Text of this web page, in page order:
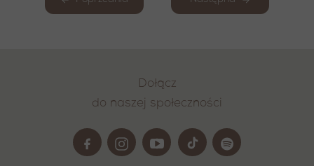
Dołącz
do naszej społeczności